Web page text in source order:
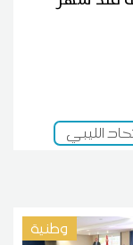
الليبي
وطنية